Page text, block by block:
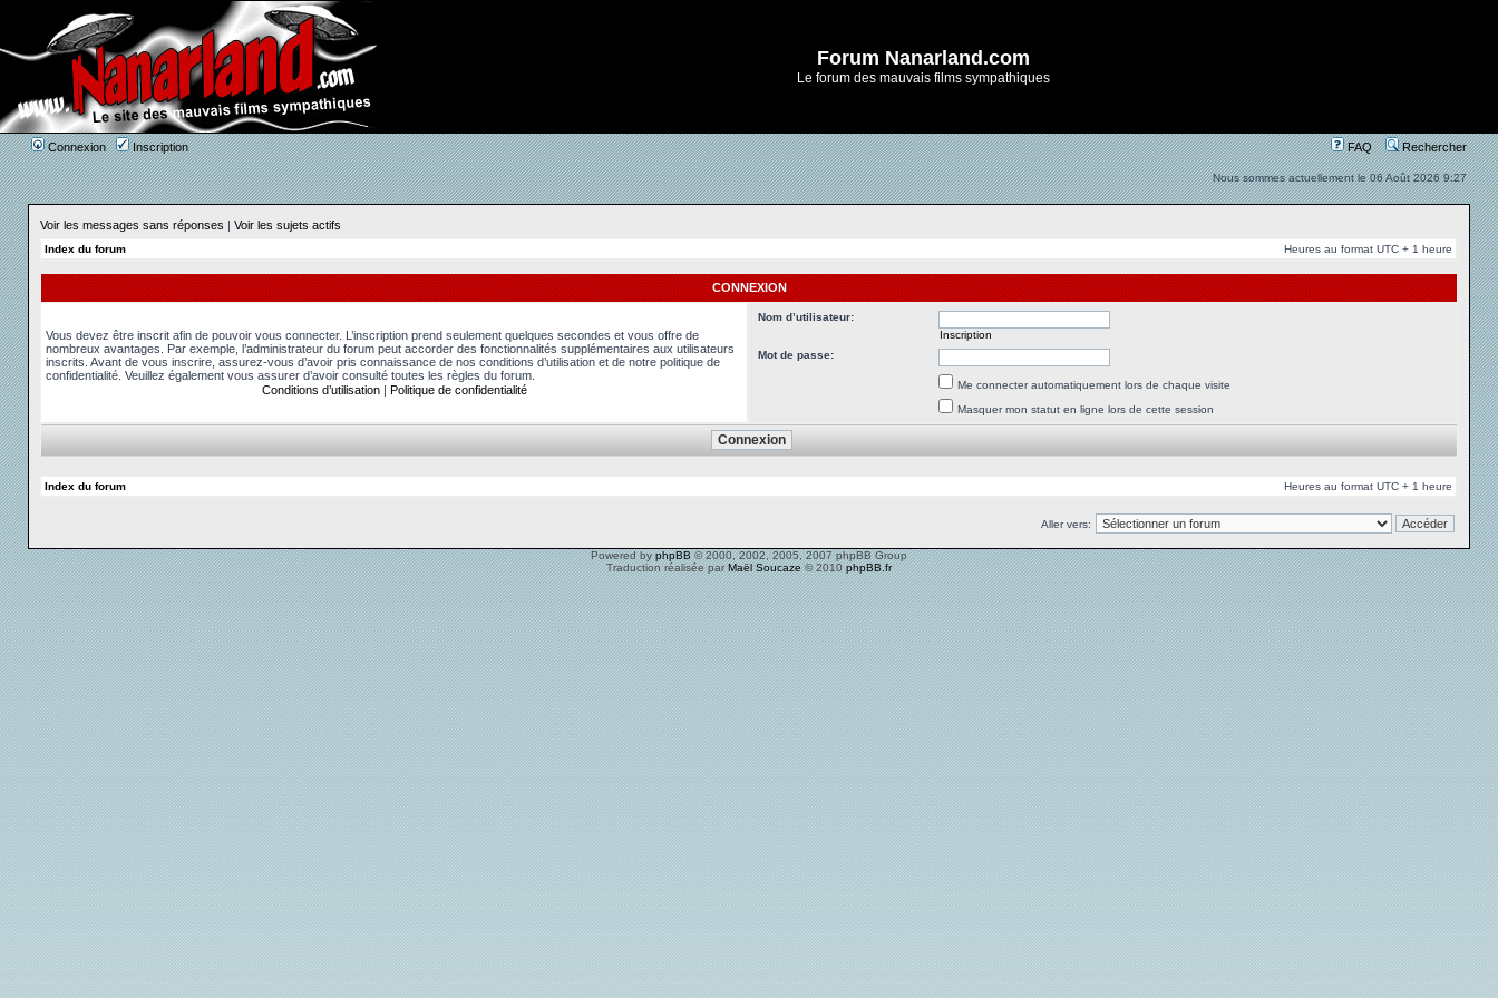
Forum Nanarland.com
Le forum des mauvais films sympathiques
Connexion Inscription FAQ Rechercher
Nous sommes actuellement le 06 Août 2026 9:27
Voir les messages sans réponses | Voir les sujets actifs
Index du forum Heures au format UTC + 1 heure
CONNEXION
Vous devez être inscrit afin de pouvoir vous connecter. L’inscription prend seulement quelques secondes et vous offre de
nombreux avantages. Par exemple, l’administrateur du forum peut accorder des fonctionnalités supplémentaires aux utilisateurs
inscrits. Avant de vous inscrire, assurez-vous d’avoir pris connaissance de nos conditions d’utilisation et de notre politique de
confidentialité. Veuillez également vous assurer d’avoir consulté toutes les règles du forum.
Conditions d’utilisation| Politique de confidentialité
Nom d’utilisateur:
Inscription
Mot de passe:
Me connecter automatiquement lors de chaque visite
Masquer mon statut en ligne lors de cette session
Index du forum Heures au format UTC + 1 heure
Aller vers:
Powered byphpBB© 2000, 2002, 2005, 2007 phpBB Group
Traduction réalisée parMaël Soucaze© 2010phpBB.fr